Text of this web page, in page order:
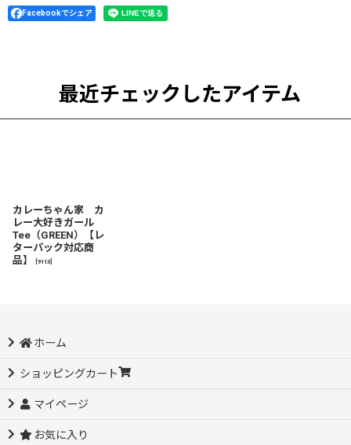
Facebookでシェア
最近チェックしたアイテム
カレーちゃん家 カ
レー大好きガール
Tee（GREEN）【レ
ターパック対応商
品】
9113
ホーム
ショッピングカート
マイページ
お気に入り